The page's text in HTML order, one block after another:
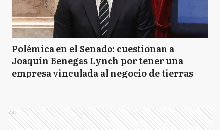
Polémica en el Senado: cuestionan a
Joaquín Benegas Lynch por tener una
empresa vinculada al negocio de tierras
Ads